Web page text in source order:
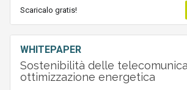
Scaricalo gratis!
WHITEPAPER
Sostenibilità delle
ottimizzazione energetica